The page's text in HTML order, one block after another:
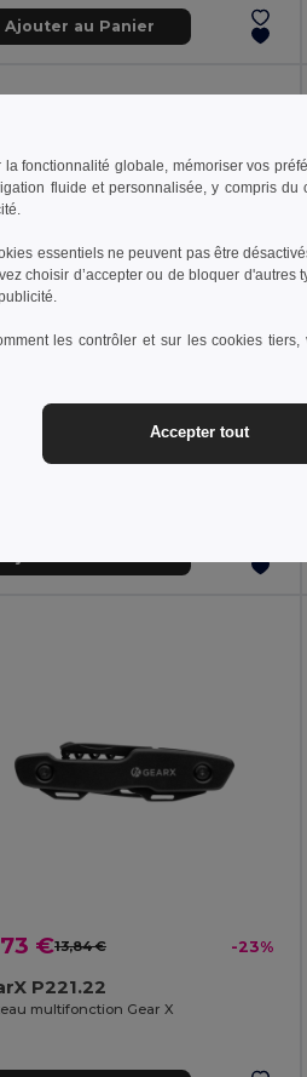
Ajouter au Panier
€
P113.20
€13,84 € -23%
P221.22
multifonction Gear X
fonctionnalité globale, mémoriser vos
fluide et personnalisée, y compris du
essentiels ne peuvent pas être
choisir d’accepter ou de bloquer d'autres
les contrôler et sur les cookies tiers,
Accepter tout